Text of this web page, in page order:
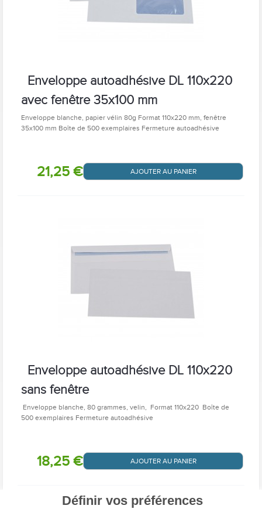
Enveloppe autoadhésive DL 110x220
avec fenêtre 35x100 mm
Enveloppe blanche, papier vélin 80g Format 110x220 mm, fenêtre
35x100 mm Boîte de 500 exemplaires Fermeture autoadhésive
21,25 € AJOUTER AU PANIER
Enveloppe autoadhésive DL 110x220
sans fenêtre
Enveloppe blanche, 80 grammes, velin, Format 110x220 Boîte de
500 exemplaires Fermeture autoadhésive
18,25 € AJOUTER AU PANIER
Avis clientsDéfinir vos préférences